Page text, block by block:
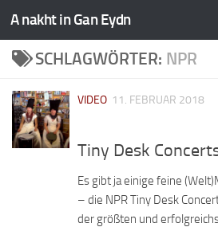
A nakht in Gan Eydn
SCHLAGWÖRTER: NPR
VIDEO 11. FEBRUAR 2018
Tiny Desk
Es gibt ja einige feine
– die NPR Tiny Desk
der größten und